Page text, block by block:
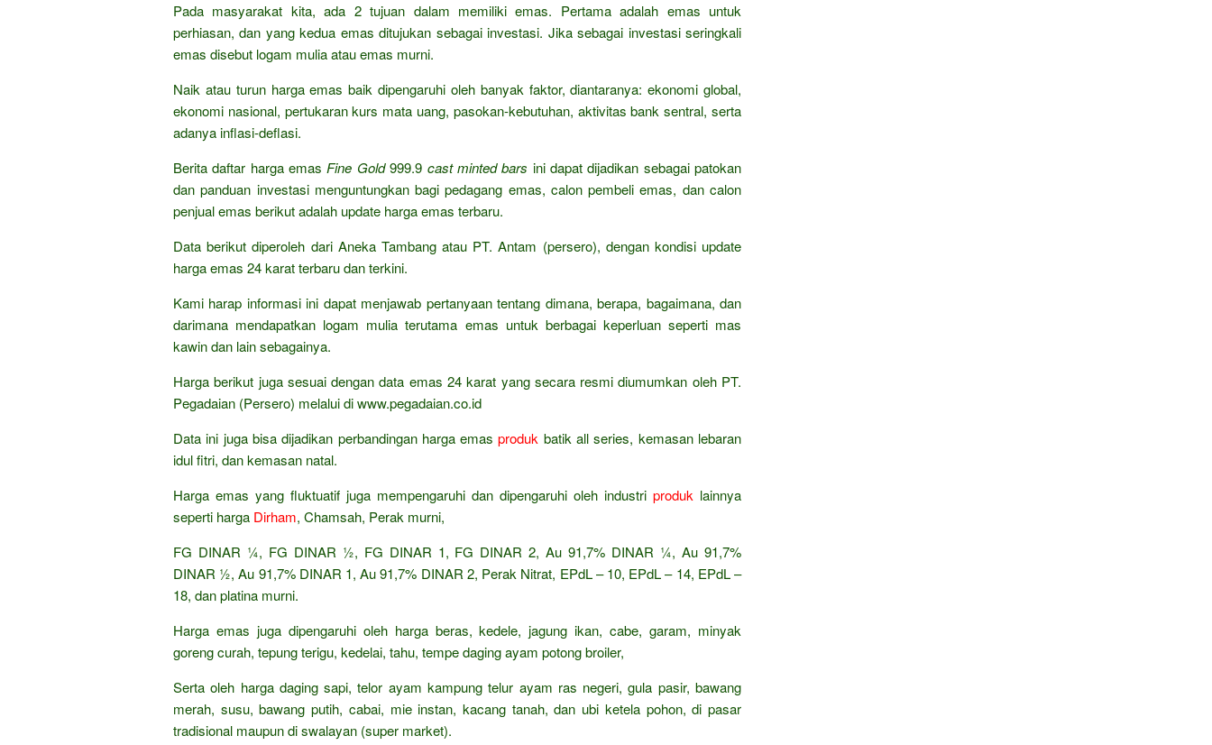
Pada masyarakat kita, ada 2 tujuan dalam memiliki emas. Pertama adalah emas untuk
perhiasan, dan yang kedua emas ditujukan sebagai investasi. Jika sebagai investasi seringkali
emas disebut logam mulia atau emas murni.
Naik atau turun harga emas baik dipengaruhi oleh banyak faktor, diantaranya: ekonomi global,
ekonomi nasional, pertukaran kurs mata uang, pasokan-kebutuhan, aktivitas bank sentral, serta
adanya inflasi-deflasi.
Berita daftar harga emas Fine Gold999.9 cast minted bars ini dapat dijadikan sebagai patokan
dan panduan investasi menguntungkan bagi pedagang emas, calon pembeli emas, dan calon
penjual emas berikut adalah update harga emas terbaru.
Data berikut diperoleh dari Aneka Tambang atau PT. Antam (persero), dengan kondisi update
harga emas 24 karat terbaru dan terkini.
Kami harap informasi ini dapat menjawab pertanyaan tentang dimana, berapa, bagaimana, dan
darimana mendapatkan logam mulia terutama emas untuk berbagai keperluan seperti mas
kawin dan lain sebagainya.
Harga berikut juga sesuai dengan data emas 24 karat yang secara resmi diumumkan oleh PT.
Pegadaian (Persero) melalui di www.pegadaian.co.id
Data ini juga bisa dijadikan perbandingan harga emasproduk batik all series, kemasan lebaran
idul fitri, dan kemasan natal.
Harga emas yang fluktuatif juga mempengaruhi dan dipengaruhi oleh industri produk lainnya
seperti harga Dirham, Chamsah, Perak murni,
FG DINAR ¼, FG DINAR ½, FG DINAR 1, FG DINAR 2, Au 91,7% DINAR ¼, Au 91,7%
DINAR ½, Au 91,7% DINAR 1, Au 91,7% DINAR 2, Perak Nitrat, EPdL – 10, EPdL – 14, EPdL –
18, dan platina murni.
Harga emas juga dipengaruhi oleh harga beras, kedele, jagung ikan, cabe, garam, minyak
goreng curah, tepung terigu, kedelai, tahu, tempe daging ayam potong broiler,
Serta oleh harga daging sapi, telor ayam kampung telur ayam ras negeri, gula pasir, bawang
merah, susu, bawang putih, cabai, mie instan, kacang tanah, dan ubi ketela pohon, di pasar
tradisional maupun di swalayan (super market).